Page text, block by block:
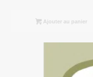
Ajouter au panier